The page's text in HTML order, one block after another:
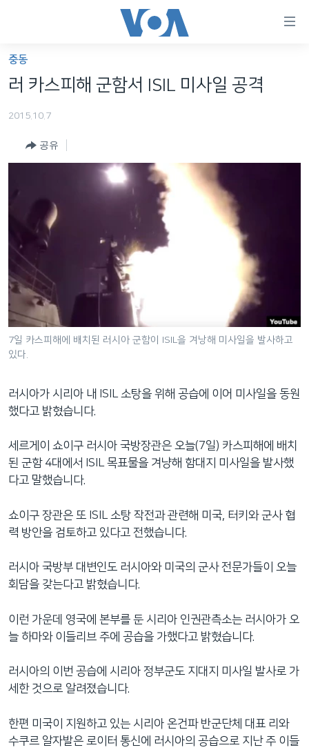
가
능
인
메
인
네
비
게
션
으
검
로
등
VOD
라디오
언어 선택
중동
러 카스피해 군함서 ISIL 미사일 공격
2015.10.7
공유
7일 카스피해에 배치된 러시아 군함이 ISIL을 겨낭해 미사일을 발사하고
있다.
러시아가 시리아 내 ISIL 소탕을 위해 공습에 이어 미사일을 동원
했다고 밝혔습니다.
세르게이 쇼이구 러시아 국방장관은 오늘(7일) 카스피해에 배치
된 군함 4대에서 ISIL 목표물을 겨냥해 함대지 미사일을 발사했
다고 말했습니다.
쇼이구 장관은 또 ISIL 소탕 작전과 관련해 미국, 터키와 군사 협
력 방안을 검토하고 있다고 전했습니다.
러시아 국방부 대변인도 러시아와 미국의 군사 전문가들이 오늘
회담을 갖는다고 밝혔습니다.
이런 가운데 영국에 본부를 둔 시리아 인권관측소는 러시아가 오
늘 하마와 이들리브 주에 공습을 가했다고 밝혔습니다.
러시아의 이번 공습에 시리아 정부군도 지대지 미사일 발사로 가
세한 것으로 알려졌습니다.
한편 미국이 지원하고 있는 시리아 온건파 반군단체 대표 리와
수쿠르 알자발은 로이터 통신에 러시아의 공습으로 지난 주 이들